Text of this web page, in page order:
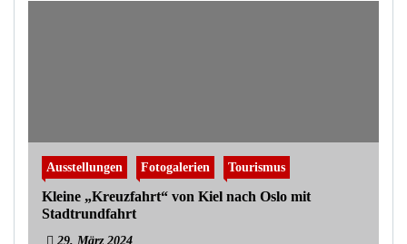
Ausstellungen Fotogalerien Tourismus
Kleine „Kreuzfahrt“ von Kiel nach Oslo mit
Stadtrundfahrt
29. März 2024